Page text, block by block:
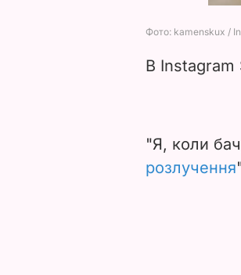
В Instagram
"Я, коли
розлучення